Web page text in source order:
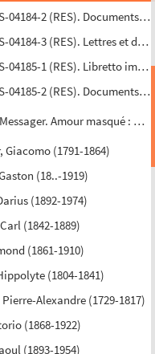
04184-2 (RES). Documents
04184-3 (RES). Lettres et
04185-1 (RES). Libretto
04185-2 (RES). Documents
Amour masqué :
Giacomo (1791-1864)
(18..-1919)
(1892-1974)
(1842-1889)
(1861-1910)
(1804-1841)
Alexandre (1729-1817)
(1868-1922)
(1893-1954)